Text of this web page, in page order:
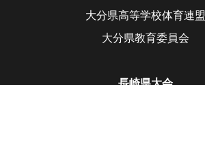
大分県高等学校体育連盟
大分県教育委員会
長崎県大会